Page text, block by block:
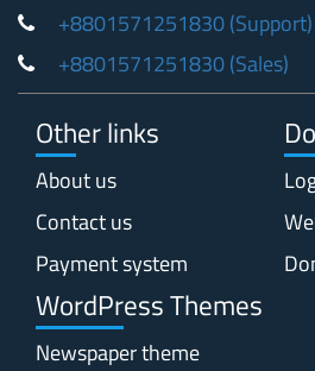
+8801571251830 (Support)
+8801571251830 (Sales)
Other links
About us
Contact us
Payment system
WordPress Themes
Newspaper theme